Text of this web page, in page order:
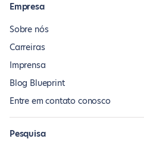
Empresa
Sobre nós
Carreiras
Imprensa
Blog Blueprint
Entre em contato conosco
Pesquisa